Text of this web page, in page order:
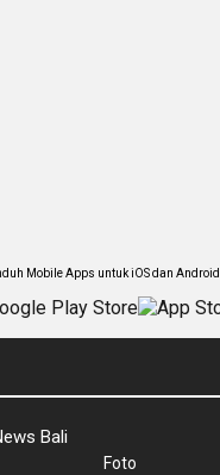
Mobile Apps untuk iOS dan Android
Bali
Foto